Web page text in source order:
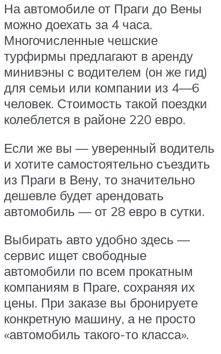
На автомобиле от Праги до Вены
можно доехать за 4 часа.
Многочисленные чешские
турфирмы предлагают в аренду
минивэны с водителем (он же гид)
для семьи или компании из 4—6
человек. Стоимость такой поездки
колеблется в районе 220 евро.
Если же вы — уверенный водитель
и хотите самостоятельно съездить
из Праги в Вену, то значительно
дешевле будет арендовать
автомобиль — от 28 евро в сутки.
Выбирать авто удобно здесь —
сервис ищет свободные
автомобили по всем прокатным
компаниям в Праге, сохраняя их
цены. При заказе вы бронируете
конкретную машину, а не просто
«автомобиль такого-то класса».